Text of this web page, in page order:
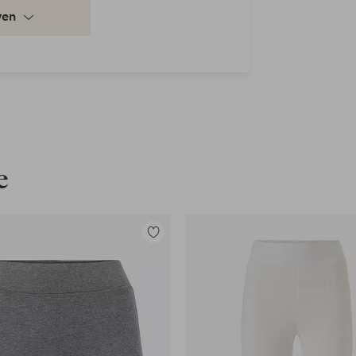
Toevoegen